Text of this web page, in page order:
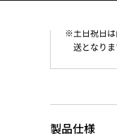
※土日祝日は
送となりま
製品仕様